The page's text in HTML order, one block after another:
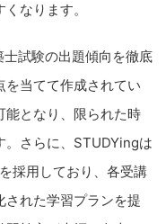
なります。
試験の出題傾向を徹底
を当てて作成されてい
能となり、限られた時
。さらに、STUDYingは
採用しており、各受講
れた学習プランを提